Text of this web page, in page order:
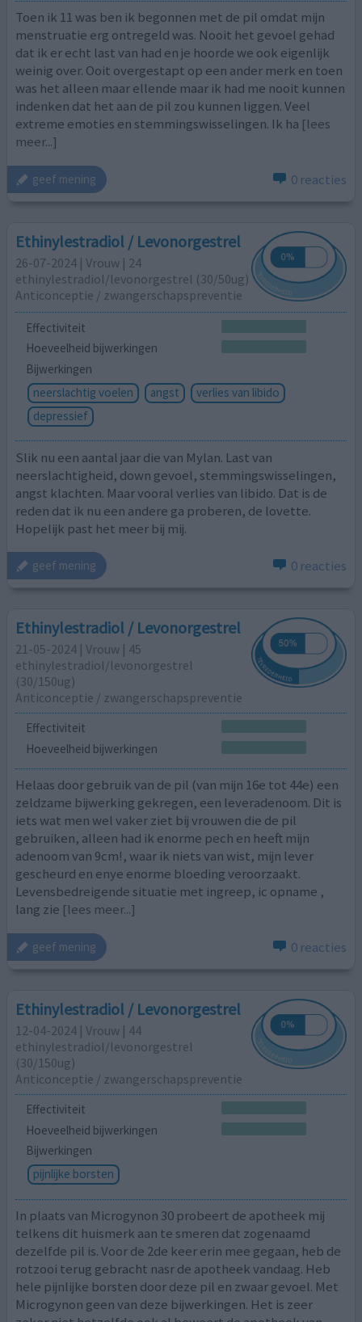
Toen ik 11 was ben ik begonnen met de pil omdat mijn
menstruatie erg ontregeld was. Nooit het gevoel gehad
dat ik er echt last van had en je hoorde we ook eigenlijk
weinig over. Ooit overgestapt op een ander merk en toen
was het alleen maar ellende maar ik had me nooit kunnen
indenken dat het aan de pil zou kunnen liggen. Veel
extreme emoties en stemmingswisselingen. Ik ha [lees
meer...]
geef mening 0 reacties
Ethinylestradiol / Levonorgestrel
26-07-2024 | Vrouw | 24
ethinylestradiol/levonorgestrel (30/50ug)
Anticonceptie / zwangerschapspreventie
Effectiviteit
Hoeveelheid bijwerkingen
Bijwerkingen
neerslachtig voelen
angst
verlies van libido
depressief
Slik nu een aantal jaar die van Mylan. Last van
neerslachtigheid, down gevoel, stemmingswisselingen,
angst klachten. Maar vooral verlies van libido. Dat is de
reden dat ik nu een andere ga proberen, de lovette.
Hopelijk past het meer bij mij.
geef mening 0 reacties
Ethinylestradiol / Levonorgestrel
21-05-2024 | Vrouw | 45
ethinylestradiol/levonorgestrel
(30/150ug)
Anticonceptie / zwangerschapspreventie
Effectiviteit
Hoeveelheid bijwerkingen
Helaas door gebruik van de pil (van mijn 16e tot 44e) een
zeldzame bijwerking gekregen, een leveradenoom. Dit is
iets wat men wel vaker ziet bij vrouwen die de pil
gebruiken, alleen had ik enorme pech en heeft mijn
adenoom van 9cm!, waar ik niets van wist, mijn lever
gescheurd en enye enorme bloeding veroorzaakt.
Levensbedreigende situatie met ingreep, ic opname ,
lang zie [lees meer...]
geef mening 0 reacties
Ethinylestradiol / Levonorgestrel
12-04-2024 | Vrouw | 44
ethinylestradiol/levonorgestrel
(30/150ug)
Anticonceptie / zwangerschapspreventie
Effectiviteit
Hoeveelheid bijwerkingen
Bijwerkingen
pijnlijke borsten
In plaats van Microgynon 30 probeert de apotheek mij
telkens dit huismerk aan te smeren dat zogenaamd
dezelfde pil is. Voor de 2de keer erin mee gegaan, heb de
rotzooi terug gebracht nasr de apotheek vandaag. Heb
hele pijnlijke borsten door deze pil en zwaar gevoel. Met
Microgynon geen van deze bijwerkingen. Het is zeer